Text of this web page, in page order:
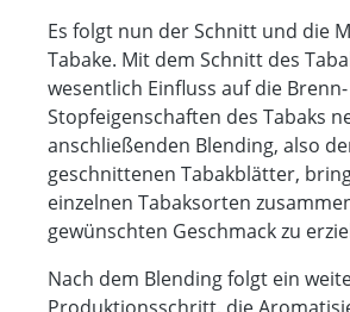
Es folgt nun der Schnitt und die
Tabake. Mit dem Schnitt des
wesentlich Einfluss auf die
Stopfeigenschaften des Tabaks
anschließenden Blending, also
geschnittenen Tabakblätter,
einzelnen Tabaksorten
gewünschten Geschmack zu
Nach dem Blending folgt ein